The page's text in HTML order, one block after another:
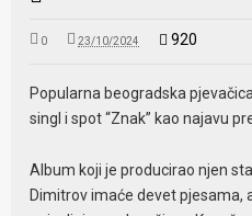
0 23/10/2024 920
Popularna beogradska
singl i spot “Znak” kao najavu
Album koji je producirao njen
Dimitrov imaće devet pjesama,